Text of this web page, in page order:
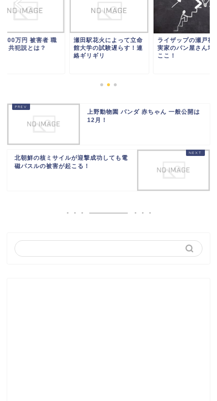
万円 被害者 職
？共犯説とは？
瀬田駅花火によって立命
館大学の試験遅らす！連
絡ギリギリ
ライザップの瀬戸社
実家のパン屋さん場
ここ！
上野動物園 パンダ 赤ちゃん 一般公開は
12月！
北朝鮮の核ミサイルが迎撃成功しても電
磁パスルの被害が起こる！